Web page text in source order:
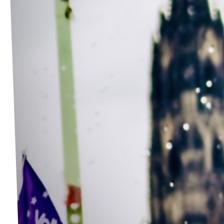
Volt Deutschland Merchandise Shop
Unsere Events
Presse
Mach bei uns mit!
Deine Spende für Volt!
Kontakt
Ratsfraktion Köln